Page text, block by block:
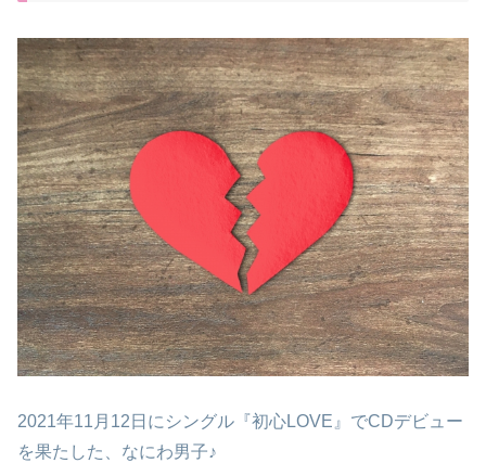
2021年11月12日にシングル『初心LOVE』でCDデビュー
を果たした、なにわ男子♪